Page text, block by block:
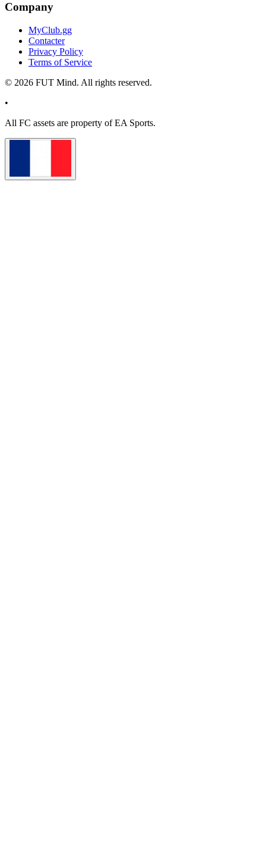
Company
MyClub.gg
Contacter
Privacy Policy
Terms of Service
© 2026 FUT Mind. All rights reserved.
•
All FC assets are property of EA Sports.